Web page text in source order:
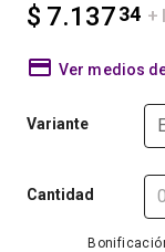
$ 7.13734 +
Ver medios
Variante
Cantidad